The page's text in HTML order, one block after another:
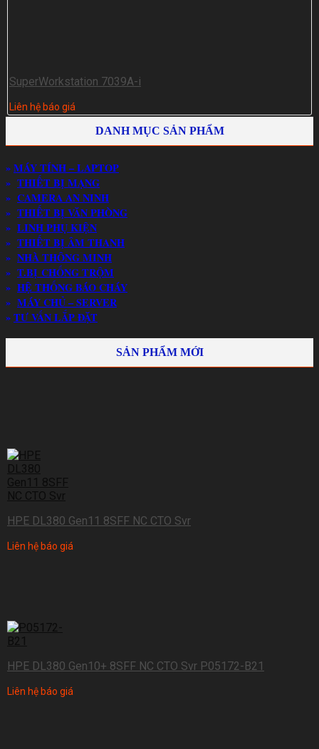
SuperWorkstation 7039A-i
Liên hệ báo giá
DANH MỤC SẢN PHẨM
»MÁY TÍNH – LAPTOP
» THIẾT BỊ MẠNG
» CAMERA AN NINH
» THIẾT BỊ VĂN PHÒNG
» LINH PHỤ KIỆN
» THIẾT BỊ ÂM THANH
» NHÀ THÔNG MINH
» T.BỊ CHỐNG TRỘM
» HỆ THỐNG BÁO CHÁY
» MÁY CHỦ – SERVER
»TƯ VẤN LẮP ĐẶT
SẢN PHẨM MỚI
HPE DL380 Gen11 8SFF NC CTO Svr
Liên hệ báo giá
HPE DL380 Gen10+ 8SFF NC CTO Svr P05172-B21
Liên hệ báo giá